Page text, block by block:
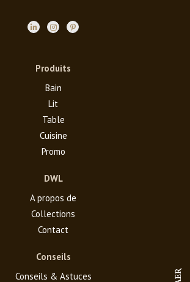
Produits
Bain
Lit
Table
Cuisine
Promo
DWL
A propos de
Collections
Contact
Conseils
Conseils & Astuces